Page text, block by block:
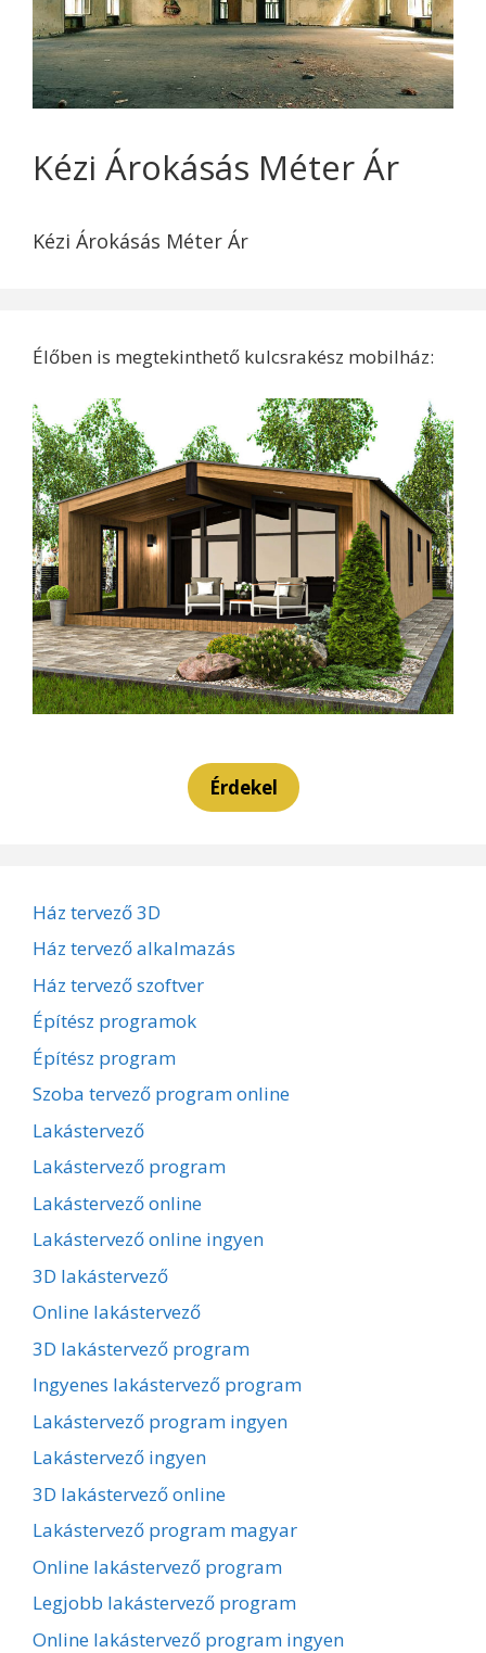
Kézi Árokásás Méter Ár
Kézi Árokásás Méter Ár
Élőben is megtekinthető kulcsrakész mobilház:
Érdekel
Ház tervező 3D
Ház tervező alkalmazás
Ház tervező szoftver
Építész programok
Építész program
Szoba tervező program online
Lakástervező
Lakástervező program
Lakástervező online
Lakástervező online ingyen
3D lakástervező
Online lakástervező
3D lakástervező program
Ingyenes lakástervező program
Lakástervező program ingyen
Lakástervező ingyen
3D lakástervező online
Lakástervező program magyar
Online lakástervező program
Legjobb lakástervező program
Online lakástervező program ingyen